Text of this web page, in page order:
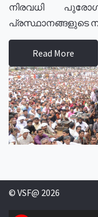
നിരവധി
പ്രസ്ഥാനങ്ങളുടെ
Read More
© VSF@ 2026